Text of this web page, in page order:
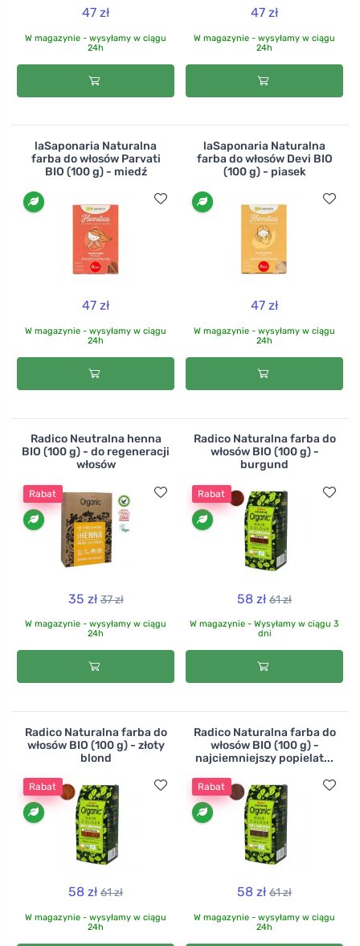
47 zł
W magazynie - wysyłamy w ciągu
24h
47 zł
W magazynie - wysyłamy w ciągu
24h
laSaponaria Naturalna
farba do włosów Parvati
BIO (100 g) - miedź
47 zł
W magazynie - wysyłamy w ciągu
24h
laSaponaria Naturalna
farba do włosów Devi BIO
(100 g) - piasek
47 zł
W magazynie - wysyłamy w ciągu
24h
Radico Neutralna henna
BIO (100 g) - do regeneracji
włosów
Rabat
35 zł 37 zł
W magazynie - wysyłamy w ciągu
24h
Radico Naturalna farba do
włosów BIO (100 g) -
burgund
Rabat
58 zł 61 zł
W magazynie - Wysyłamy w ciągu 3
dni
Radico Naturalna farba do
włosów BIO (100 g) - złoty
blond
Rabat
58 zł 61 zł
W magazynie - wysyłamy w ciągu
24h
Radico Naturalna farba do
włosów BIO (100 g) -
najciemniejszy popielat...
Rabat
58 zł 61 zł
W magazynie - wysyłamy w ciągu
24h